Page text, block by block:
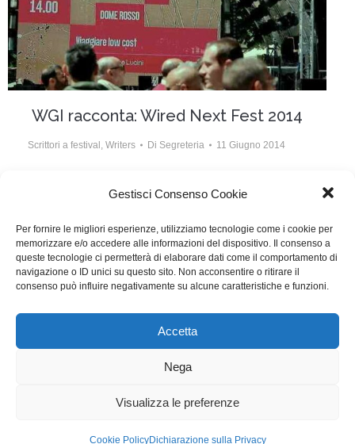
Gestisci Consenso Cookie
Per fornire le migliori esperienze, utilizziamo tecnologie come i cookie per
memorizzare e/o accedere alle informazioni del dispositivo. Il consenso a
queste tecnologie ci permetterà di elaborare dati come il comportamento di
navigazione o ID unici su questo sito. Non acconsentire o ritirare il
consenso può influire negativamente su alcune caratteristiche e funzioni.
Accetta
Nega
Visualizza le preferenze
Cookie PolicyDichiarazione sulla Privacy
WGI racconta: Wired Next Fest 2014
Scrittori a festival , Writers Di Segreteria 11 Giugno 2014
prossimo del Wired Fest 2014
1 … 79 80 81 82 83
…
85
+39 347 2461036
WGItalia